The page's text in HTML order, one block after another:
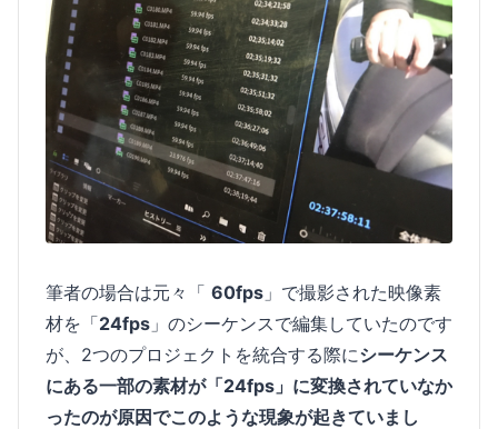
筆者の場合は元々「 60fps 」で撮影された映像素
材を「24fps 」のシーケンスで編集していたのです
が、2つのプロジェクトを統合する際にシーケンス
にある一部の素材が「24fps」に変換されていなか
ったのが原因でこのような現象が起きていまし